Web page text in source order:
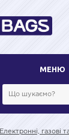
МЕНЮ
Електронні, газові